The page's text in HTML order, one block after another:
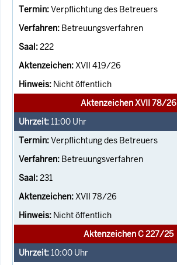
Verpflichtung des Betreuers
Betreuungsverfahren
222
XVII 419/26
Nicht öffentlich
Aktenzeichen XVII 78/26
11:00 Uhr
Verpflichtung des Betreuers
Betreuungsverfahren
231
XVII 78/26
Nicht öffentlich
Aktenzeichen C 227/25
10:00 Uhr